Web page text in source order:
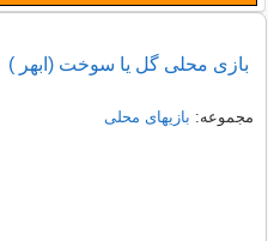
بازی محلی گل يا سوخت (ابهر )
مجموعه: بازیهای محلی